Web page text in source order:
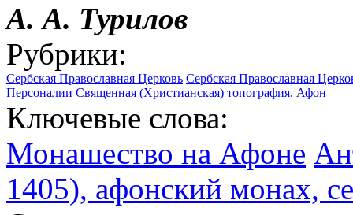
А. А. Турилов
Рубрики:
Сербская Православная Церковь Сербская Православная
Персоналии Священная (Христианская) топография. Афон
Ключевые слова:
Монашество на Афоне
1405), афонский монах,